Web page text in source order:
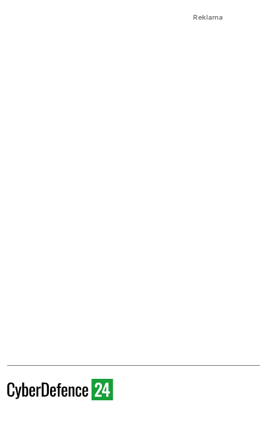
Reklama